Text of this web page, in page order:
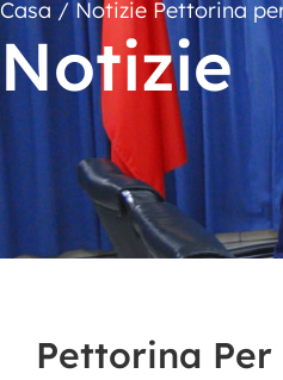
Casa / Notizie Pettorina
Notizie
Pettorina